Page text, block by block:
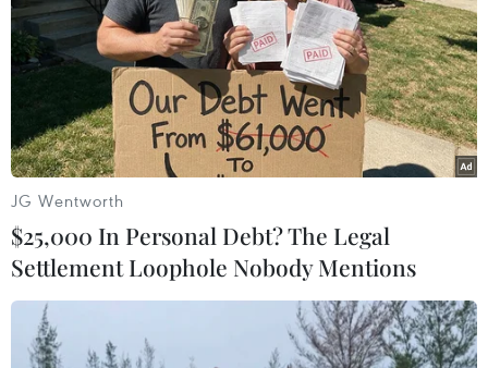
JG Wentworth
$25,000 In Personal Debt? The Legal
Settlement Loophole Nobody Mentions